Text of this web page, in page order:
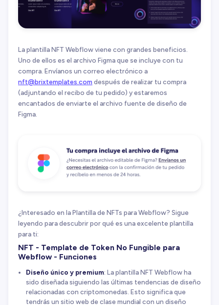
La plantilla NFT Webflow viene con grandes beneficios.
Uno de ellos es el archivo Figma que se incluye con tu
compra. Envíanos un correo electrónico a
nft@brixtemplates.com después de realizar tu compra
(adjuntando el recibo de tu pedido) y estaremos
encantados de enviarte el archivo fuente de diseño de
Figma.
¿Interesado en la Plantilla de NFTs para Webflow? Sigue
leyendo para descubrir por qué es una excelente plantilla
para ti:
NFT - Template de Token No Fungible para
Webflow - Funciones
Diseño único y premium: La plantilla NFT Webflow ha
sido diseñada siguiendo las últimas tendencias de diseño
relacionadas con criptomonedas. Esto significa que
tendrás un sitio web de clase mundial con un diseño